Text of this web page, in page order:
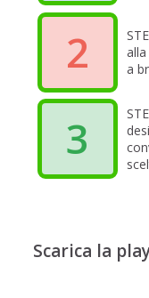
2
a
3
Scarica la